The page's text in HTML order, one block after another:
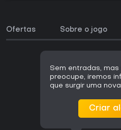
Ofertas Sobre o jogo
Sem entradas, mas
preocupe, iremos
que surgir uma
Criar